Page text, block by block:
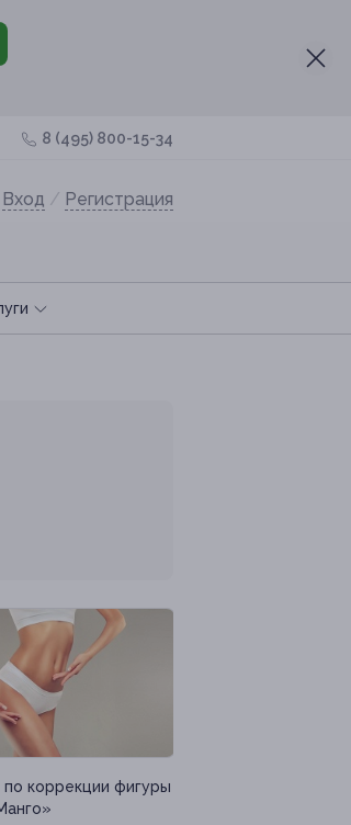
8 (495) 800-15-34
Вход / Регистрация
коррекции фигуры